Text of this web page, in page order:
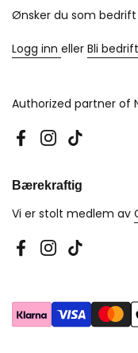
Ønsker du som bedrift
Logg inn eller Bli
Authorized partner of
Facebook
Instagram
TikTok
Bærekraftig
Vi er stolt medlem av
Facebook
Instagram
TikTok